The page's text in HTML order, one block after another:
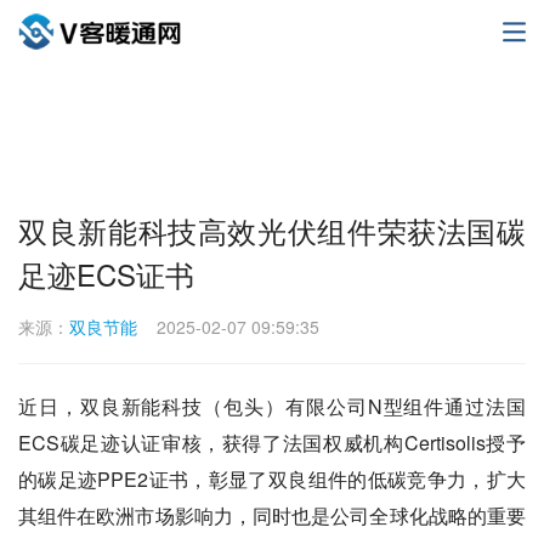
双良新能科技高效光伏组件荣获法国碳
足迹ECS证书
来源： 双良节能 2025-02-07 09:59:35
近日，双良新能科技（包头）有限公司N型组件通过法国
ECS碳足迹认证审核，获得了法国权威机构Certisolis授予
的碳足迹PPE2证书，彰显了双良组件的低碳竞争力，扩大
其组件在欧洲市场影响力，同时也是公司全球化战略的重要